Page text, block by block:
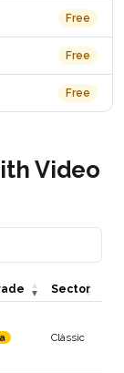
Free
Free
Free
Video
Sector
Clàssic